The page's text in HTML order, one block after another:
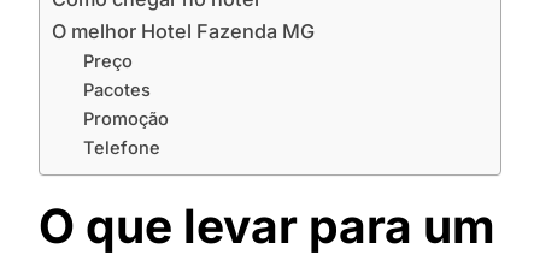
O melhor Hotel Fazenda MG
Preço
Pacotes
Promoção
Telefone
O que levar para um